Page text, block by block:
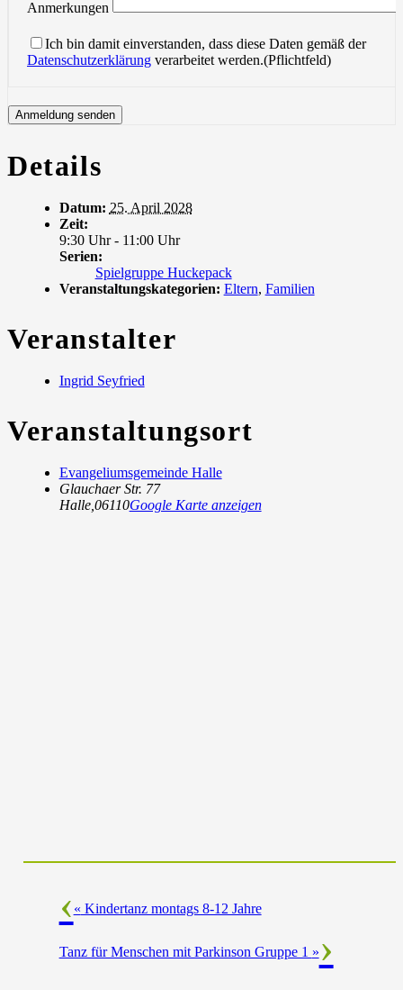
Anmerkungen
Ich bin damit einverstanden, dass diese Daten gemäß der
Datenschutzerklärung verarbeitet werden.(Pflichtfeld)
Details
Datum: 25. April 2028
Zeit:
9:30 Uhr - 11:00 Uhr
Serien:
Spielgruppe Huckepack
Veranstaltungskategorien: Eltern, Familien
Veranstalter
Ingrid Seyfried
Veranstaltungsort
Evangeliumsgemeinde Halle
Glauchaer Str. 77
Halle, 06110Google Karte anzeigen
« Kindertanz montags 8-12 Jahre
Tanz für Menschen mit Parkinson Gruppe 1 »